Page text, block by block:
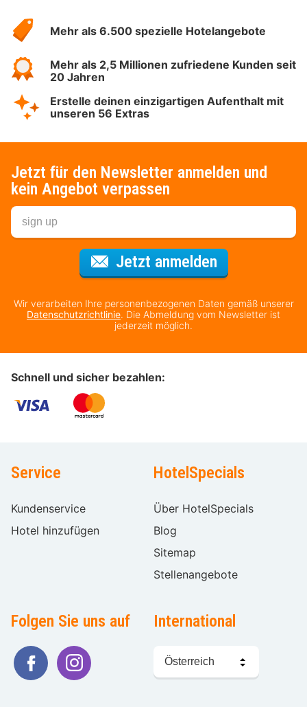
Hotelspecials
Mehr als 6.500 spezielle Hotelangebote
Mehr als 2,5 Millionen zufriedene Kunden seit
20 Jahren
Erstelle deinen einzigartigen Aufenthalt mit
unseren 56 Extras
Jetzt für den Newsletter anmelden und
kein Angebot verpassen
Jetzt anmeldenFür den
Wir verarbeiten Ihre personenbezogenen Daten gemäß unserer
Datenschutzrichtlinie. Die Abmeldung vom Newsletter ist
jederzeit möglich.
Schnell und sicher bezahlen:
Service
Kundenservice
Hotel hinzufügen
HotelSpecials
Über HotelSpecials
Blog
Sitemap
Stellenangebote
Folgen Sie uns auf International
Sprache
wählen